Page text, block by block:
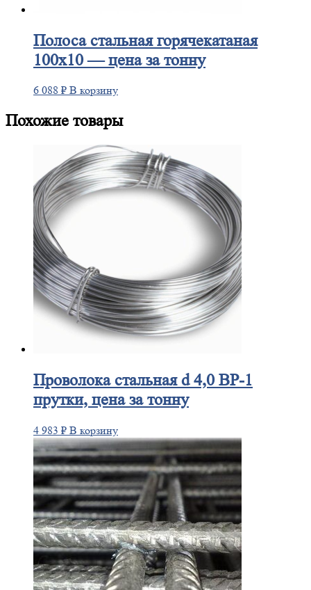
Полосастальная горячекатаная
100х10 — цена за тонну
6 088 ₽ В корзину
Похожие товары
Проволокастальная d 4,0 ВР-1
прутки, цена за тонну
4 983 ₽ В корзину